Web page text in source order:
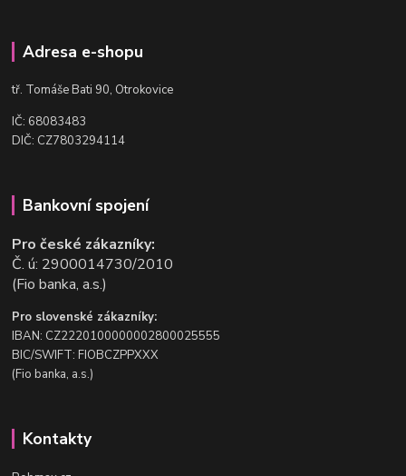
Adresa e-shopu
tř. Tomáše Bati 90, Otrokovice
IČ: 68083483
DIČ: CZ7803294114
Bankovní spojení
Pro české zákazníky:
Č. ú: 2900014730/2010
(Fio banka, a.s.)
Pro slovenské zákazníky:
IBAN: CZ2220100000002800025555
BIC/SWIFT: FIOBCZPPXXX
(Fio banka, a.s.)
Kontakty